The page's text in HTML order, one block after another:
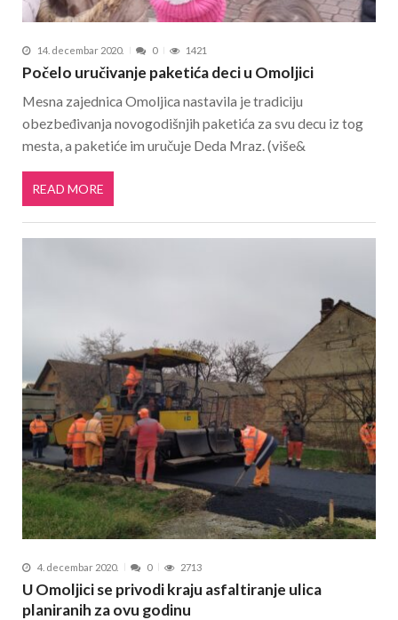
14. decembar 2020. 0 1421
Počelo uručivanje paketića deci u Omoljici
Mesna zajednica Omoljica nastavila je tradiciju
obezbeđivanja novogodišnjih paketića za svu decu iz tog
mesta, a paketiće im uručuje Deda Mraz. (više&
READ MORE
4. decembar 2020. 0 2713
U Omoljici se privodi kraju asfaltiranje ulica
planiranih za ovu godinu